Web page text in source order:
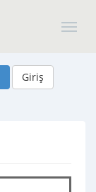
Giriş